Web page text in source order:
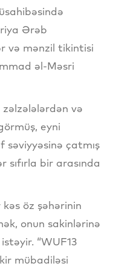
Ərəb
və mənzil tikintisi
əl-Məsri
və
eyni
səviyyəsinə çatmış
sıfırla bir arasında
öz şəhərinin
onun sakinlərinə
“WUF13
mübadiləsi